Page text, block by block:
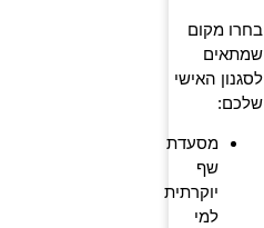
בחרו מקום
שמתאים
לסגנון האישי
שלכם:
מסעדת
שף
יוקרתית
למי